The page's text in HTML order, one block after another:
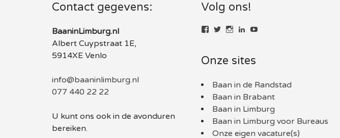
Contact gegevens:
BaaninLimburg.nl
Albert Cuypstraat 1E,
5914XE Venlo
info@baaninlimburg.nl
077 440 22 22
U kunt ons ook in de avonduren
bereiken.
Volg ons!
Bekijk
baaninlimburg.nl
Bekijk
BaaninLimburgNL
Bekijk
baaninlimburg.nl
LinkedIn
YouTube
Onze sites
Baan in de Randstad
Baan in Brabant
Baan in Limburg
Baan in Limburg voor Bureaus
Onze eigen vacature(s)